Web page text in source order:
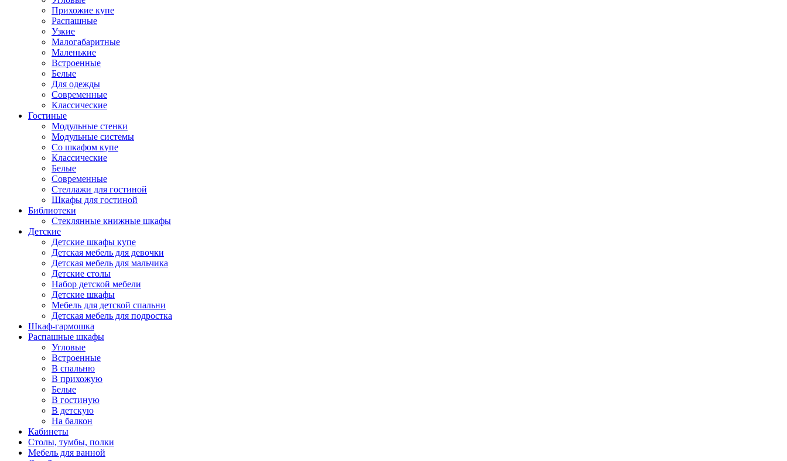
Прихожие купе
Распашные
Узкие
Малогабаритные
Маленькие
Встроенные
Белые
Для одежды
Современные
Классические
Гостиные
Модульные стенки
Модульные системы
Со шкафом купе
Классические
Белые
Современные
Стеллажи для гостиной
Шкафы для гостиной
Библиотеки
Стеклянные книжные шкафы
Детские
Детские шкафы купе
Детская мебель для девочки
Детская мебель для мальчика
Детские столы
Набор детской мебели
Детские шкафы
Мебель для детской спальни
Детская мебель для подростка
Шкаф-гармошка
Распашные шкафы
Угловые
Встроенные
В спальню
В прихожую
Белые
В гостиную
В детскую
На балкон
Кабинеты
Столы, тумбы, полки
Мебель для ванной